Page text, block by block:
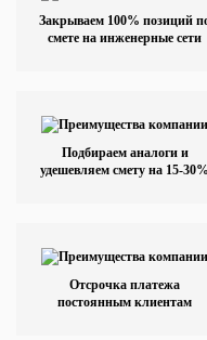
Закрываем 100% позиций
смете на инженерные сети
Подбираем аналоги и
удешевляем смету на 15-30%
Отсрочка платежа
постоянным клиентам